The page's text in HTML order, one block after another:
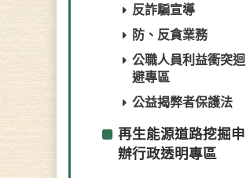
反詐騙宣導
防、反貪業務
公職人員利益衝突迴
避專區
公益揭弊者保護法
再生能源道路挖掘申
辦行政透明專區